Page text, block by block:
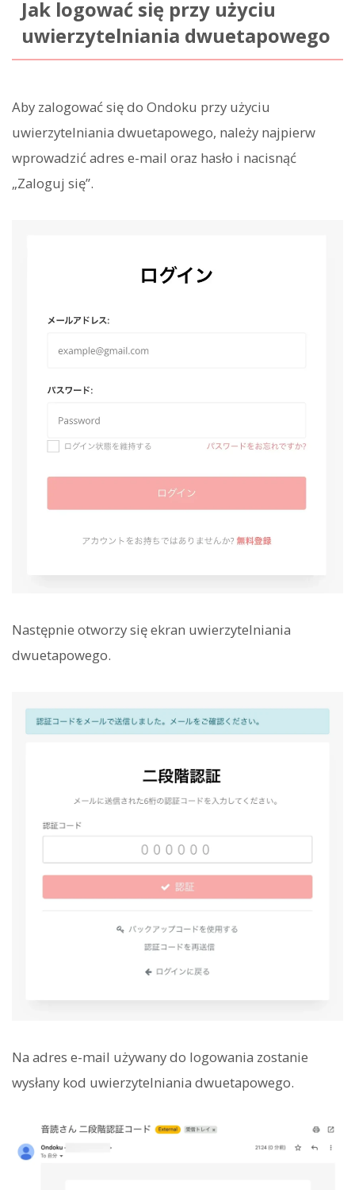
Jak logować się przy użyciu
uwierzytelniania dwuetapowego
Aby zalogować się do Ondoku przy użyciu
uwierzytelniania dwuetapowego, należy najpierw
wprowadzić adres e-mail oraz hasło i nacisnąć
„Zaloguj się”.
Następnie otworzy się ekran uwierzytelniania
dwuetapowego.
Na adres e-mail używany do logowania zostanie
wysłany kod uwierzytelniania dwuetapowego.